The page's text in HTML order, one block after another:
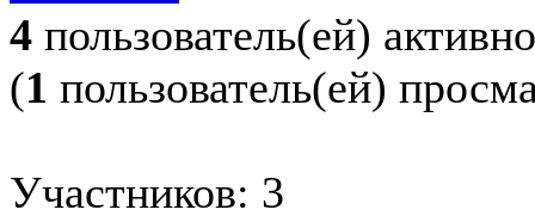
4 пользователь(ей) активно
(1 пользователь(ей)
Участников: 3